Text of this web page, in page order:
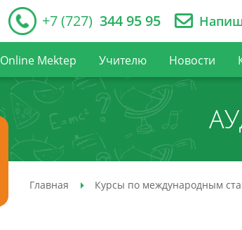
+7 (727) 344 95 95
Online Mektep Учителю Новости
Главная Курсы по международным